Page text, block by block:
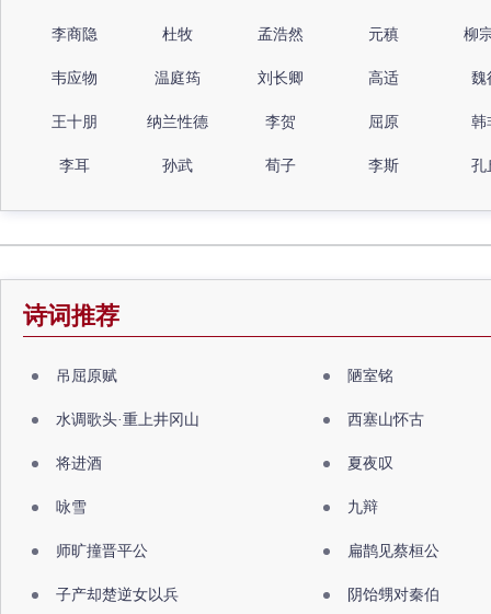
李商隐 杜牧 孟浩然 元稹 柳
韦应物 温庭筠 刘长卿 高适 魏
王十朋 纳兰性德 李贺 屈原 韩
李耳 孙武 荀子 李斯 孔
诗词推荐
吊屈原赋 陋室铭
水调歌头·重上井冈山 西塞山怀古
将进酒 夏夜叹
咏雪 九辩
师旷撞晋平公 扁鹊见蔡桓公
子产却楚逆女以兵 阴饴甥对秦伯